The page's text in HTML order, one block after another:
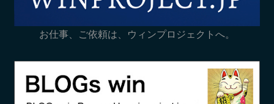
お仕事、ご依頼は、ウィンプロジェクトへ。